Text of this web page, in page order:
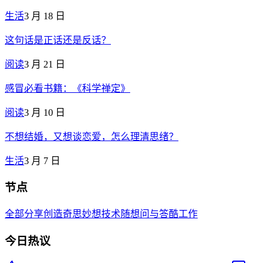
生活3 月 18 日
这句话是正话还是反话？
阅读3 月 21 日
感冒必看书籍：《科学禅定》
阅读3 月 10 日
不想结婚，又想谈恋爱，怎么理清思绪？
生活3 月 7 日
节点
全部分享创造奇思妙想技术随想问与答酷工作
今日热议